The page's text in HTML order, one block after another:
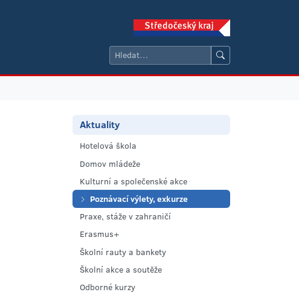
Aktuality
Hotelová škola
Domov mládeže
Kulturní a společenské akce
Poznávací výlety, exkurze
Praxe, stáže v zahraničí
Erasmus+
Školní rauty a bankety
Školní akce a soutěže
Odborné kurzy